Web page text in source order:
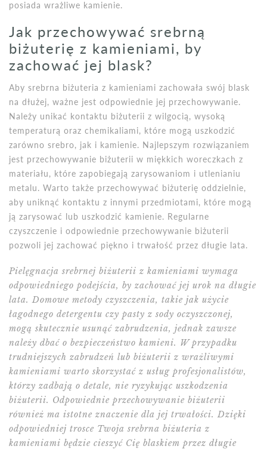
posiada wrażliwe kamienie.
Jak przechowywać srebrną
biżuterię z kamieniami, by
zachować jej blask?
Aby srebrna biżuteria z kamieniami zachowała swój blask
na dłużej, ważne jest odpowiednie jej przechowywanie.
Należy unikać kontaktu biżuterii z wilgocią, wysoką
temperaturą oraz chemikaliami, które mogą uszkodzić
zarówno srebro, jak i kamienie. Najlepszym rozwiązaniem
jest przechowywanie biżuterii w miękkich woreczkach z
materiału, które zapobiegają zarysowaniom i utlenianiu
metalu. Warto także przechowywać biżuterię oddzielnie,
aby uniknąć kontaktu z innymi przedmiotami, które mogą
ją zarysować lub uszkodzić kamienie. Regularne
czyszczenie i odpowiednie przechowywanie biżuterii
pozwoli jej zachować piękno i trwałość przez długie lata.
Pielęgnacja srebrnej biżuterii z kamieniami wymaga
odpowiedniego podejścia, by zachować jej urok na długie
lata. Domowe metody czyszczenia, takie jak użycie
łagodnego detergentu czy pasty z sody oczyszczonej,
mogą skutecznie usunąć zabrudzenia, jednak zawsze
należy dbać o bezpieczeństwo kamieni. W przypadku
trudniejszych zabrudzeń lub biżuterii z wrażliwymi
kamieniami warto skorzystać z usług profesjonalistów,
którzy zadbają o detale, nie ryzykując uszkodzenia
biżuterii. Odpowiednie przechowywanie biżuterii
również ma istotne znaczenie dla jej trwałości. Dzięki
odpowiedniej trosce Twoja srebrna biżuteria z
kamieniami będzie cieszyć Cię blaskiem przez długie